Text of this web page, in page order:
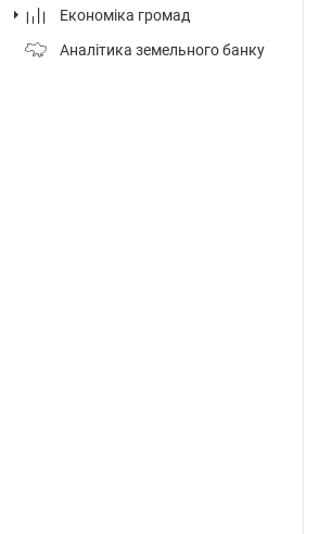
Економіка громад
Аналітика земельного банку